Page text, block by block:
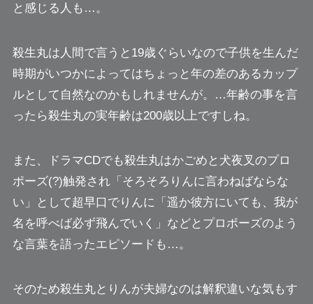
と感じる人も…。
殺生丸は人間で言うと19歳ぐらいなので子供を生んだ
時期がいつかによってはちょっと年の差のあるカップ
ルとして自然なのかもしれませんが。…年齢の事を言
ったら殺生丸の実年齢は200歳以上ですしね。
また、ドラマCDでも殺生丸はかごめと犬夜叉のプロ
ポーズ(?)触発され「そろそろりんに言わねばならな
い」
として超早口でりんに
「遥か彼方にいても、我が
名を呼べば必ず飛んでいく」 などとプロポーズのよう
な言葉を語ったエピソードも…。
そのため殺生丸とりんが夫婦なのは解釈違いな気もす